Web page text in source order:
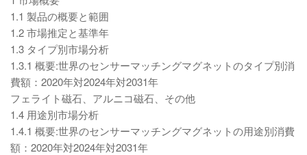
1.1 製品の概要と範囲
1.2 市場推定と基準年
1.3 タイプ別市場分析
1.3.1 概要:世界のセンサーマッチングマグネットのタイプ別消
費額：2020年対2024年対2031年
フェライト磁石、アルニコ磁石、その他
1.4 用途別市場分析
1.4.1 概要:世界のセンサーマッチングマグネットの用途別消費
額：2020年対2024年対2031年